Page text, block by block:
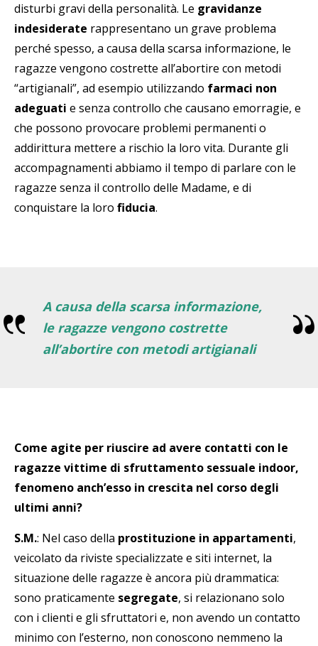
disturbi gravi della personalità. Le gravidanze
indesiderate rappresentano un grave problema
perché spesso, a causa della scarsa informazione, le
ragazze vengono costrette all’abortire con metodi
“artigianali”, ad esempio utilizzando farmaci non
adeguati e senza controllo che causano emorragie, e
che possono provocare problemi permanenti o
addirittura mettere a rischio la loro vita. Durante gli
accompagnamenti abbiamo il tempo di parlare con le
ragazze senza il controllo delle Madame, e di
conquistare la loro fiducia.
A causa della scarsa informazione,
le ragazze vengono costrette
all’abortire con metodi artigianali
Come agite per riuscire ad avere contatti con le
ragazze vittime di sfruttamento sessuale indoor,
fenomeno anch’esso in crescita nel corso degli
ultimi anni?
S.M.: Nel caso della prostituzione in appartamenti,
veicolato da riviste specializzate e siti internet, la
situazione delle ragazze è ancora più drammatica:
sono praticamente segregate, si relazionano solo
con i clienti e gli sfruttatori e, non avendo un contatto
minimo con l’esterno, non conoscono nemmeno la